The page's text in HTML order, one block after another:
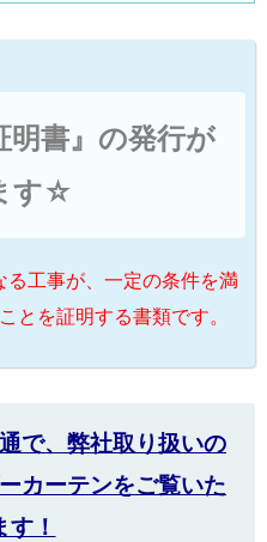
明書』の発行が
す☆
工事が、一定の条件を満
とを証明する書類です。
で、弊社取り扱いの
カーテンをご覧いた
す！